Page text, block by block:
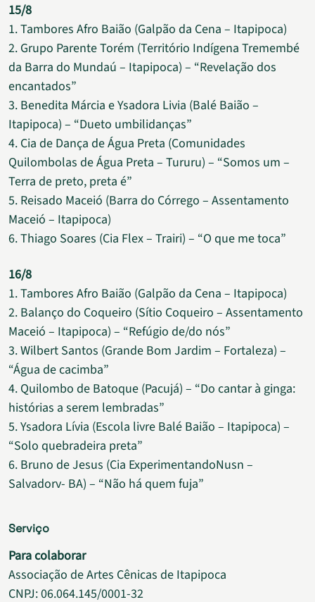
15/8
1. Tambores Afro Baião (Galpão da Cena – Itapipoca)
2. Grupo Parente Torém (Território Indígena Tremembé
da Barra do Mundaú – Itapipoca) – “Revelação dos
encantados”
3. Benedita Márcia e Ysadora Livia (Balé Baião –
Itapipoca) – “Dueto umbilidanças”
4. Cia de Dança de Água Preta (Comunidades
Quilombolas de Água Preta – Tururu) – “Somos um –
Terra de preto, preta é”
5. Reisado Maceió (Barra do Córrego – Assentamento
Maceió – Itapipoca)
6. Thiago Soares (Cia Flex – Trairi) – “O que me toca”
16/8
1. Tambores Afro Baião (Galpão da Cena – Itapipoca)
2. Balanço do Coqueiro (Sítio Coqueiro – Assentamento
Maceió – Itapipoca) – “Refúgio de/do nós”
3. Wilbert Santos (Grande Bom Jardim – Fortaleza) –
“Água de cacimba”
4. Quilombo de Batoque (Pacujá) – “Do cantar à ginga:
histórias a serem lembradas”
5. Ysadora Lívia (Escola livre Balé Baião – Itapipoca) –
“Solo quebradeira preta”
6. Bruno de Jesus (Cia ExperimentandoNusn –
Salvadorv- BA) – “Não há quem fuja”
Serviço
Para colaborar
Associação de Artes Cênicas de Itapipoca
CNPJ: 06.064.145/0001-32